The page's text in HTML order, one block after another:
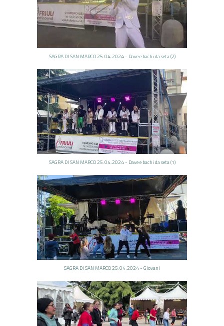
SAGRA DI SAN MARCO 25.04.2024 - Dave e bachi da seta (2)
SAGRA DI SAN MARCO 25.04.2024 - Dave e bachi da seta (1)
SAGRA DI SAN MARCO 25.04.2024 - Giovani